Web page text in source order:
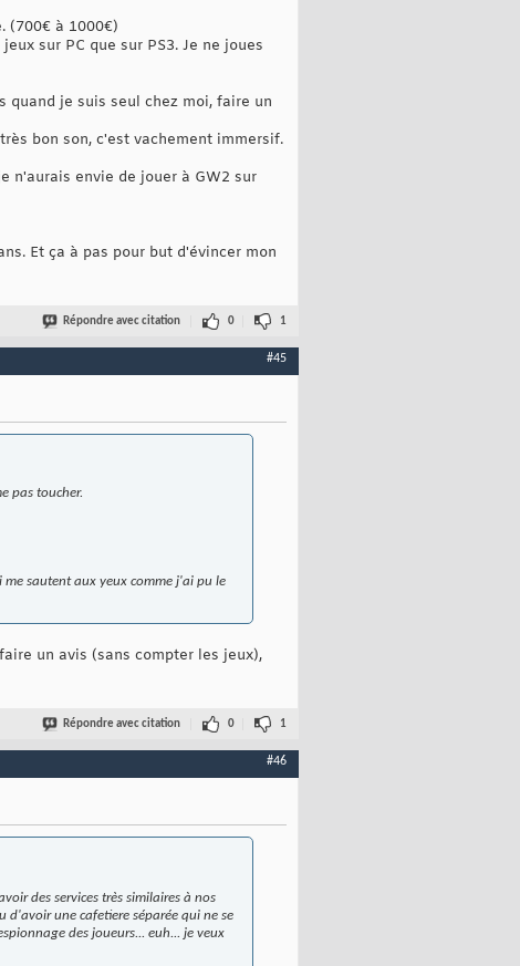
(700€ à 1000€)
sur PC que sur PS3. Je ne joues
quand je suis seul chez moi, faire un
bon son, c'est vachement immersif.
n'aurais envie de jouer à GW2 sur
Et ça à pas pour but d'évincer mon
Répondre avec citation 0 1
#45
pas toucher.
me sautent aux yeux comme j'ai pu le
un avis (sans compter les jeux),
Répondre avec citation 0 1
#46
des services très similaires à nos
d'avoir une cafetiere séparée qui ne se
des joueurs... euh... je veux